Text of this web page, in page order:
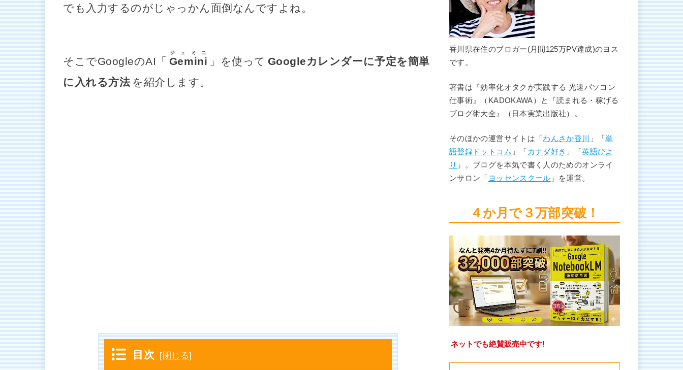
でも入力するのがじゃっかん面倒なんですよね。
そこでGoogleのAI「 Gemini
ジェミニ
」を使って Googleカレンダーに予定を簡単
に入れる方法 を紹介します。
目次 [閉じる]
香川県在住のブロガー(月間125万PV達成)のヨス
です。
著書は『効率化オタクが実践する 光速パソコン
仕事術』（KADOKAWA）と『読まれる・稼げる
ブログ術大全』（日本実業出版社）。
そのほかの運営サイトは「わんさか香川 」「単
語登録ドットコム 」「 カナダ好き 」「英語びよ
り 」。ブログを本気で書く人のためのオンライ
ンサロン「 ヨッセンスクール 」を運営。
４か月で３万部突破！
ネットでも絶賛販売中です!